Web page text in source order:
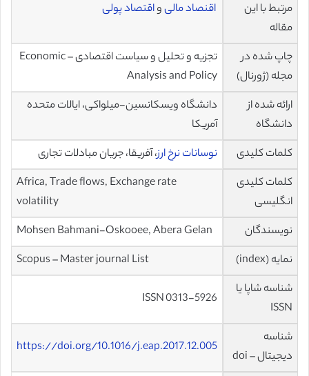
مرتبط با این
مقاله
اقنصاد مالیواقتصاد پولی
چاپ شده در
مجله (ژورنال)
تجزیه و تحلیل و سیاست اقتصادی – Economic
Analysis and Policy
ارائه شده از
دانشگاه
دانشگاه ویسکانسین-میلواکی، ایالات متحده
آمریکا
کلمات کلیدی
نوسانات نرخ ارز، آفریقا، جریان مبادلات تجاری
کلمات کلیدی
انگلیسی
Africa, Trade flows, Exchange rate
volatility
نویسندگان
Mohsen Bahmani-Oskooee, Abera Gelan
نمایه (index)
Scopus – Master journal List
شناسه شاپا یا
ISSN
ISSN 0313-5926
شناسه
دیجیتال – doi
https://doi.org/10.1016/j.eap.2017.12.005